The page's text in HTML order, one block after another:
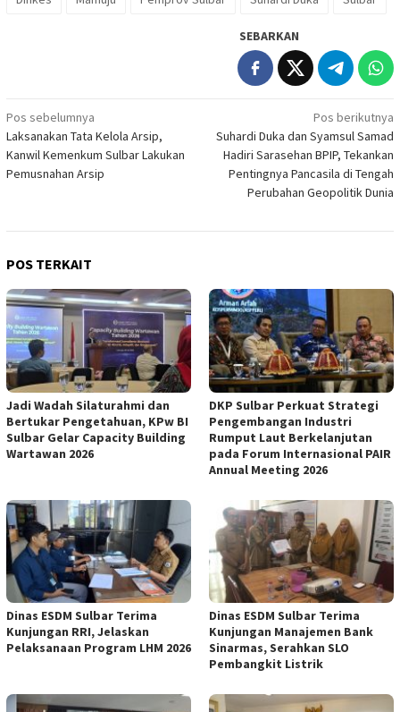
SEBARKAN
Navigasi
pos
Pos sebelumnya
Laksanakan Tata Kelola Arsip,
Kanwil Kemenkum Sulbar Lakukan
Pemusnahan Arsip
Pos berikutnya
Suhardi Duka dan Syamsul Samad
Hadiri Sarasehan BPIP, Tekankan
Pentingnya Pancasila di Tengah
Perubahan Geopolitik Dunia
POS TERKAIT
Jadi Wadah Silaturahmi dan
Bertukar Pengetahuan, KPw BI
Sulbar Gelar Capacity Building
Wartawan 2026
DKP Sulbar Perkuat Strategi
Pengembangan Industri
Rumput Laut Berkelanjutan
pada Forum Internasional PAIR
Annual Meeting 2026
Dinas ESDM Sulbar Terima
Kunjungan RRI, Jelaskan
Pelaksanaan Program LHM 2026
Dinas ESDM Sulbar Terima
Kunjungan Manajemen Bank
Sinarmas, Serahkan SLO
Pembangkit Listrik